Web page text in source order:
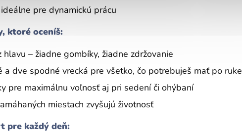
pre dynamickú prácu
ktoré oceníš:
hlavu – žiadne gombíky, žiadne zdržovanie
a dve spodné vrecká pre všetko, čo potrebuješ mať po ruke
pre maximálnu voľnosť aj pri sedení či ohýbaní
miestach zvyšujú životnosť
pre každý deň: